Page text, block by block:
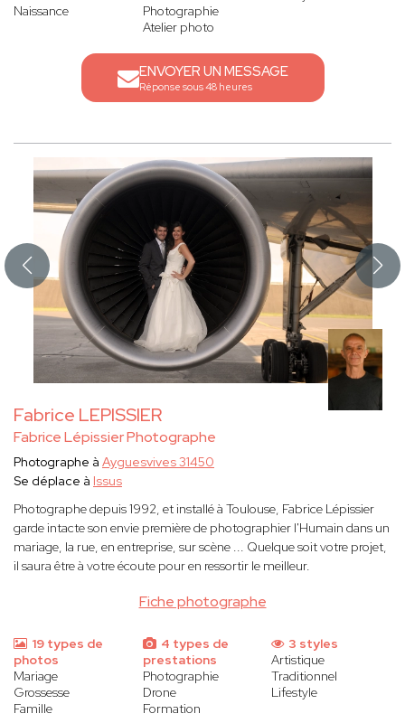
Naissance
Photographie
Atelier photo
ENVOYER UN MESSAGE
Réponse sous 48 heures
Fabrice LEPISSIER
Fabrice Lépissier Photographe
Fiche photographe
Photographe à Ayguesvives 31450
Se déplace à Issus
Photographe depuis 1992, et installé à Toulouse, Fabrice Lépissier
garde intacte son envie première de photographier l'Humain dans un
mariage, la rue, en entreprise, sur scène ... Quelque soit votre projet,
il saura être à votre écoute pour en ressortir le meilleur.
19 types de
photos
Mariage
Grossesse
Famille
4 types de
prestations
Photographie
Drone
Formation
3 styles
Artistique
Traditionnel
Lifestyle